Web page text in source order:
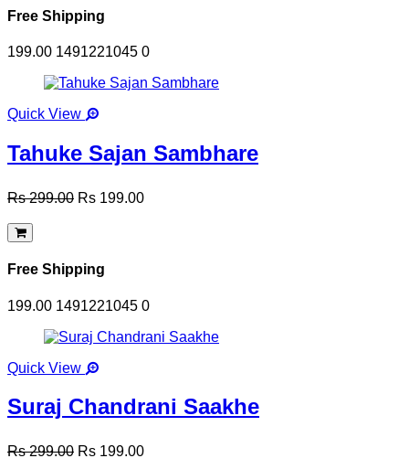
Free Shipping
199.00 1491221045 0
Quick View
Tahuke Sajan Sambhare
Rs 299.00 Rs 199.00
Free Shipping
199.00 1491221045 0
Quick View
Suraj Chandrani Saakhe
Rs 299.00 Rs 199.00